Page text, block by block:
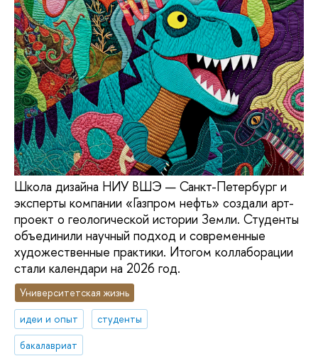
Школа дизайна НИУ ВШЭ — Санкт-Петербург и
эксперты компании «Газпром нефть» создали арт-
проект о геологической истории Земли. Студенты
объединили научный подход и современные
художественные практики. Итогом коллаборации
стали календари на 2026 год.
Университетская жизнь
идеи и опыт
студенты
бакалавриат